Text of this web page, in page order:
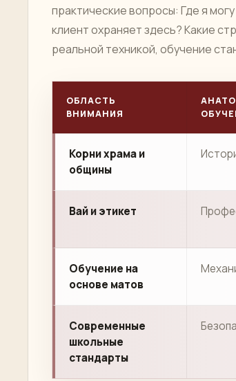
практические вопросы: Где я
клиент охраняет здесь? Какие
реальной техникой, обучение
ОБЛАСТЬ
ВНИМАНИЯ
Корни храма и
общины
Вай и этикет
Обучение на
основе матов
Современные
школьные
стандарты